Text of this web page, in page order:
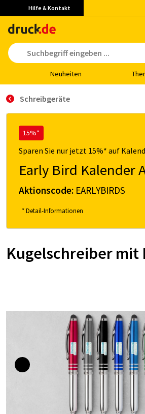
Hilfe & Kontakt
Neu­hei­ten
Schreibgeräte
15%*
Sparen Sie nur jetzt 15%* auf
Early Bird Kalender
Aktionscode: EARLYBIRDS
* Detail-Informationen
Kugelschreiber mit